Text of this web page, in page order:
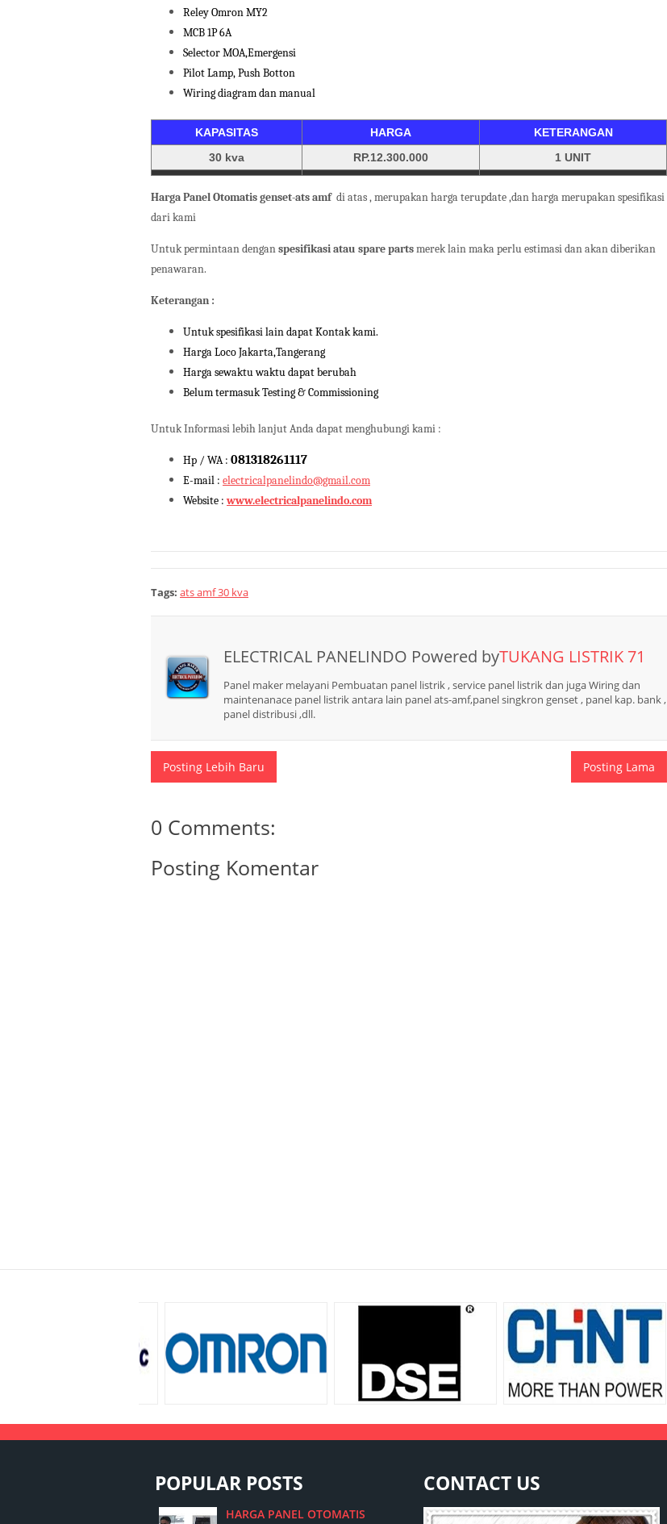
Reley Omron MY2
MCB 1P 6A
Selector MOA,Emergensi
Pilot Lamp, Push Botton
Wiring diagram dan manual
KAPASITAS HARGA
KETERANGAN
30 kva
RP.12.300.000 1 UNIT
Harga Panel Otomatis genset-ats amfdi atas , merupakan harga terupdate ,dan harga merupakan spesifikasi
dari kami
Untuk permintaan denganspesifikasi atau spare partsmerek lain maka perlu estimasi dan akan diberikan
penawaran.
Keterangan :
Untuk spesifikasi lain dapat Kontak kami.
Harga Loco Jakarta,Tangerang
Harga sewaktu waktu dapat berubah
Belum termasuk Testing & Commissioning
Untuk Informasi lebih lanjut Anda dapat menghubungi kami :
Hp / WA : 081318261117
E-mail : electricalpanelindo@gmail.com
Website :www.electricalpanelindo.com
Tags: ats amf 30 kva
ELECTRICAL PANELINDO Powered byTUKANG LISTRIK 71
Panel maker melayani Pembuatan panel listrik , service panel listrik dan juga Wiring dan
maintenanace panel listrik antara lain panel ats-amf,panel singkron genset , panel kap. bank ,
panel distribusi ,dll.
Posting Lebih Baru Posting Lama
0 Comments:
Posting Komentar
POPULAR POSTS
HARGA PANEL OTOMATIS
CONTACT US